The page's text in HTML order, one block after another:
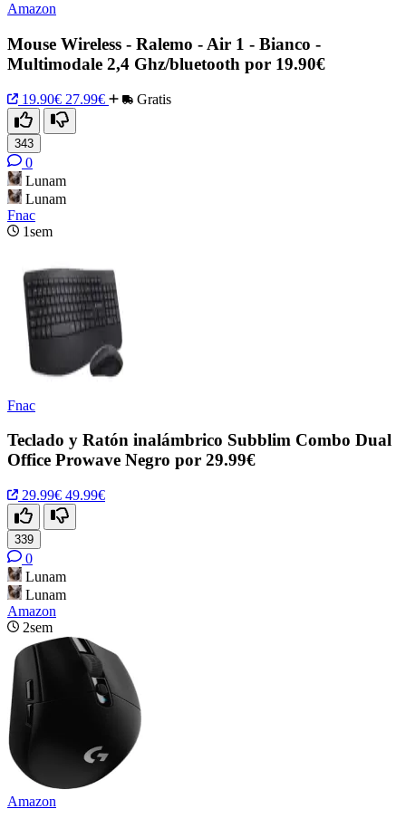
Amazon
Mouse Wireless - Ralemo - Air 1 - Bianco -
Multimodale 2,4 Ghz/bluetooth por 19.90€
19.90€ 27.99€ Gratis
343
0
Lunam
Lunam
Fnac
1sem
Fnac
Teclado y Ratón inalámbrico Subblim Combo Dual
Office Prowave Negro por 29.99€
29.99€ 49.99€
339
0
Lunam
Lunam
Amazon
2sem
Amazon